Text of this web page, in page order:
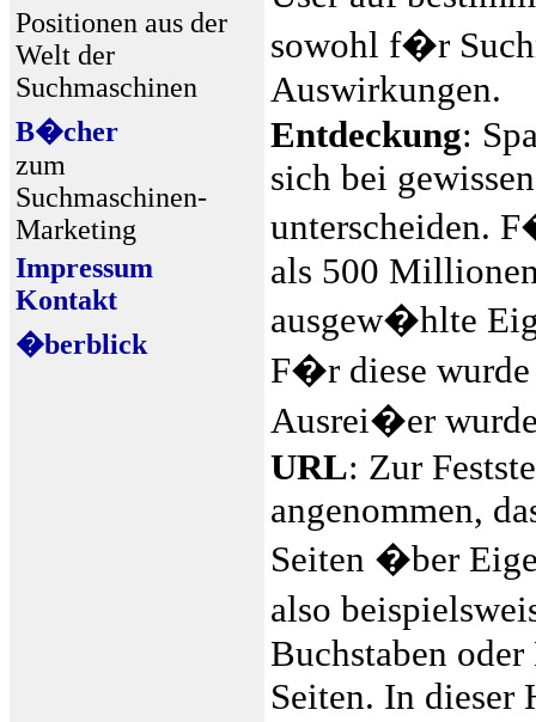
Positionen aus der
Welt der
Suchmaschinen
B�cher
zum
Suchmaschinen-
Marketing
Impressum
Kontakt
�berblick
sowohl f�r
Auswirkungen.
Entdeckung:
sich bei
unterscheiden.
als 500
ausgew�hlte
F�r diese wurde
Ausrei�er
URL: Zur
angenommen,
Seiten �ber
also
Buchstaben
Seiten. In dieser